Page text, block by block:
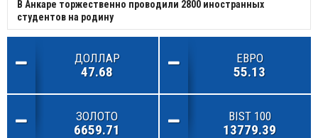
В Анкаре торжественно проводили 2800 иностранных
студентов на родину
ДОЛЛАР
47.68
ЕВРО
55.13
ЗОЛОТО
6659.71
BIST 100
13779.39